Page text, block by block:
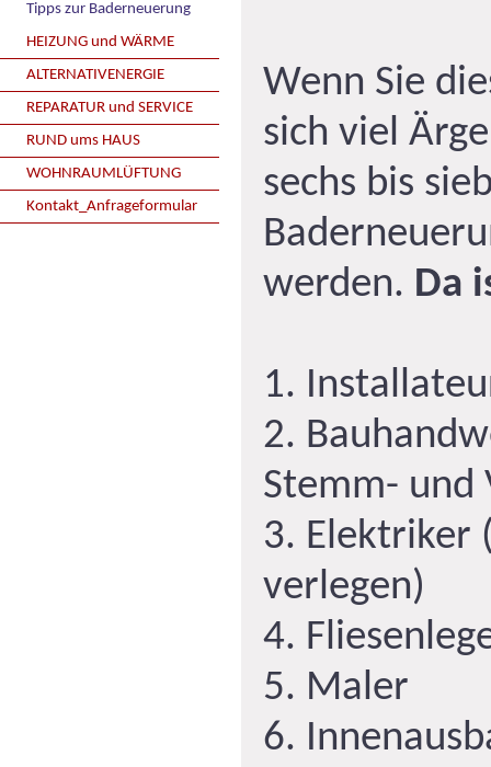
Tipps zur Baderneuerung
HEIZUNG und WÄRME
ALTERNATIVENERGIE
REPARATUR und SERVICE
RUND ums HAUS
WOHNRAUMLÜFTUNG
Kontakt_Anfrageformular
Wenn Sie
sich viel
sechs bis
werden. Da
1.
2.
Stemm- und
3. Elektriker
verlegen)
4.
5. Maler
6.